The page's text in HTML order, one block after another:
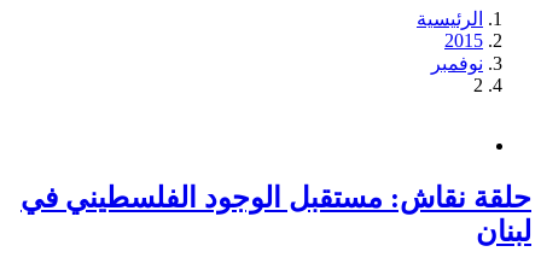
الرئيسية
2015
نوفمبر
2
حلقة نقاش: مستقبل الوجود الفلسطيني في
لبنان